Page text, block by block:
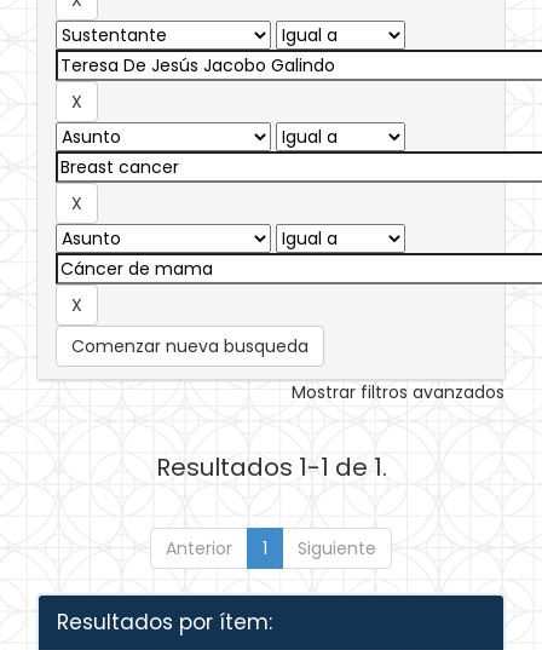
Comenzar nueva busqueda
Mostrar filtros avanzados
Resultados 1-1 de 1.
Anterior 1 Siguiente
Resultados por ítem: